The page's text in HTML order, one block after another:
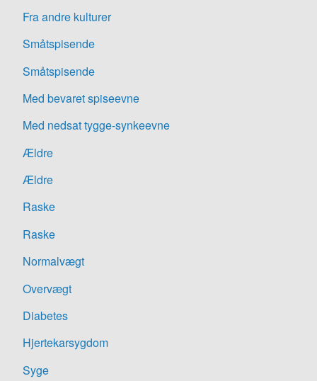
Fra andre kulturer
Småtspisende
Småtspisende
Med bevaret spiseevne
Med nedsat tygge-synkeevne
Ældre
Ældre
Raske
Raske
Normalvægt
Overvægt
Diabetes
Hjertekarsygdom
Syge